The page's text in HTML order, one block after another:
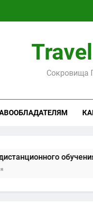
легких
Сокровища
обучения